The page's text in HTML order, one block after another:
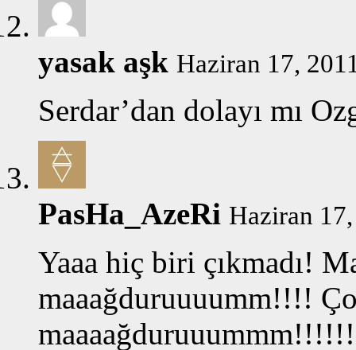
yasak aşk Haziran 17,
Serdar’dan dolayı mı
PasHa_AzeRi Haziran
Yaaa hiç biri çıkmadı!
maaağduruuuumm!!!!
maaaağduruuummm!!!!!!